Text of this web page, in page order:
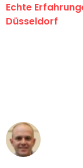
Echte
Düsseldorf